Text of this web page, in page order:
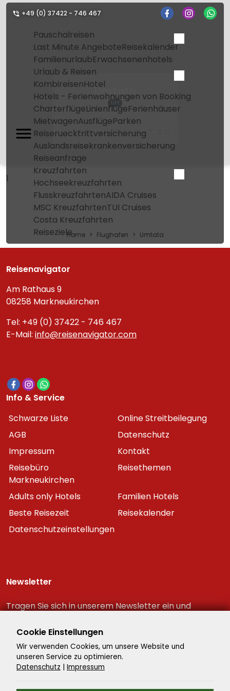
+49 (0) 37422 - 746 467
Pauschalreisen
Last Minute AngeboteReisekalender
FamilienurlaubErwachsenenhotels
Urlaub & Reisen
KombireisenHotel
Hotels - Ferienwohnungen von Booking
CharterflügeLinienflügeFerienhäuser
MietwagenAusflügeParken
Reiseruecktrittversicherung
Auslandsreisekrankenversicherung
Reiseanfrage
Kreuzfahrten
Hochseekreuzfahrten
FlusskreuzfahrtenAIDA Cruises
MSC KreuzfahrtenTUI Cruises
Costa Kreuzfahrten
Reiseziele
Umtata
UTT
Home Flughafen Umtata
1
Home Flughafen Umtata
Reisenavigator
Am Rathaus 9
08258 Markneukirchen
Tel: +49 (0) 37422 - 746 467
E-Mail: info@reisenavigator.com
Info & Service
Schwarze Liste
Online Streitbeilegung
AGB
Datenschutz
Impressum
Kontakt
Reisebüro
Markneukirchen
Reisethemen
Adults only Hotels
Familien Hotels
Beste Reisezeit
Reisekalender
Datenschutzeinstellungen
Newsletter
Tragen Sie sich in unserem Newsletter ein und
Reiseschnäppchen!
Cookie Einstellungen
Wir verwenden Cookies, um unsere Website und
unseren Service zu optimieren.
Datenschutz | Impressum